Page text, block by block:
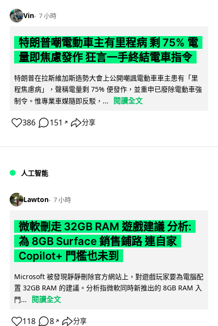
Vin 7 小時
特朗普嘲電動車主有里程病 剩 75% 電
量即焦慮發作 狂言一手終結電車指令
特朗普在拉斯維加斯造勢大會上公開嘲諷電動車車主患有「里
程焦慮病」，聲稱電量剩 75% 便發作，並重申已廢除電動車強
制令。惟專業車媒隨即反駁，...
閱讀全文
386 151 ↗ 分享
人工智能
Lawton 7 小時
微軟刪走 32GB RAM 遊戲建議 分析:
為 8GB Surface 銷售鋪路 連自家
Copilot+ 門檻也未到
Microsoft 被發現靜靜刪除官方網站上，對遊戲玩家要為電腦配
置 32GB RAM 的建議。分析指微軟同時新推出的 8GB RAM 入
門...
閱讀全文
118 8 ↗ 分享